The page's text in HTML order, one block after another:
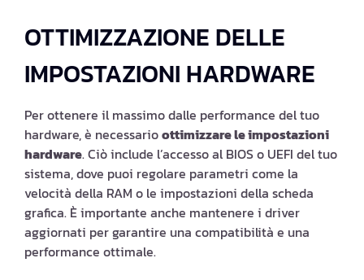
OTTIMIZZAZIONE DELLE
IMPOSTAZIONI HARDWARE
Per ottenere il massimo dalle performance del tuo
hardware, è necessarioottimizzare le impostazioni
hardware. Ciò include l’accesso al BIOS o UEFI del tuo
sistema, dove puoi regolare parametri come la
velocità della RAM o le impostazioni della scheda
grafica. È importante anche mantenere i driver
aggiornati per garantire una compatibilità e una
performance ottimale.